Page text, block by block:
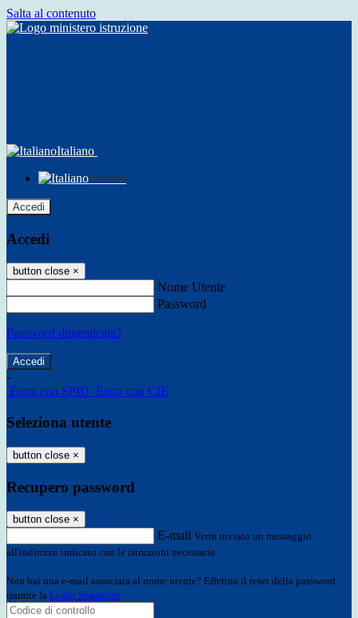
Salta al contenuto
Italiano
Italiano
Accedi
Accedi
button close ×
Nome Utente
Password
Password dimenticata?
-
Entra con SPID Entra con CIE
Seleziona utente
button close ×
Recupero password
button close ×
E-mail Verrà inviato un messaggio
all'indirizzo indicato con le istruzioni necessarie.
Non hai una e-mail associata al nome utente? Effettua il reset della password
tramite la Login Spaggiari